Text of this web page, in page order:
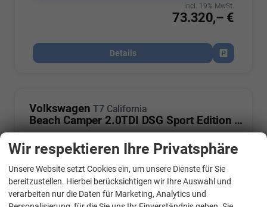
73.320,– €
incl. 19% MwSt.
Details
Fahrzeug
Volkswagen T7 California
Beach Camper 2.0TDI DSG Sport Edition 8 Fach GV5 High+
Wir respektieren Ihre Privatsphäre
Unsere Website setzt Cookies ein, um unsere Dienste für Sie
bereitzustellen. Hierbei berücksichtigen wir Ihre Auswahl und
verarbeiten nur die Daten für Marketing, Analytics und